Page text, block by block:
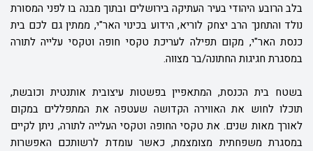
בלב הרובע היהודי בעיר העתיקה בירושלים ובתוך מבנה בו לפני המסורת
נולד והתחנך הרב יצחק לוריא, הידוע בכינוי האר"י, ממתין גם לכם בית
כנסת האר"י, מקום תפילה לעריכת טקסי חופה וטקסי עלייה לתורה
במסגרת חגיגות החתונה/בר מצווה.
בשטח בית הכנסת, המתאפיין בפשטות עיצובית אותנטית וכובשת,
תוכלו לחוש את האווירה הקדושה שעטפה את המתפללים במקום
לאורך מאות שנים. את טקסי החופה וטקסי העלייה לתורה, ניתן לקיים
במסגרת משפחתית מצומצמת, כאשר עומדת לרשותכם האפשרות